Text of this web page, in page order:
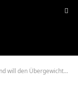
Übergewichtigen ans Leder